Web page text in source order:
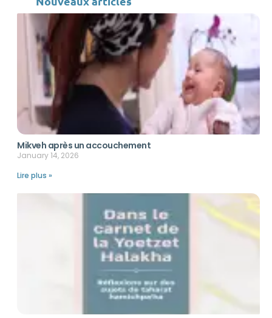
Mikveh après un accouchement
January 14, 2026
Lire plus »